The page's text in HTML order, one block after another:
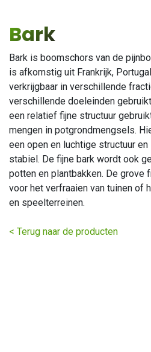
Bark
Bark is boomschors van de
is afkomstig uit Frankrijk,
verkrijgbaar in verschillende
verschillende doeleinden
een relatief fijne structuur
mengen in potgrondmengsels.
een open en luchtige structuur
stabiel. De fijne bark wordt ook
potten en plantbakken. De grove
voor het verfraaien van tuinen of
en speelterreinen.
< Terug naar de producten